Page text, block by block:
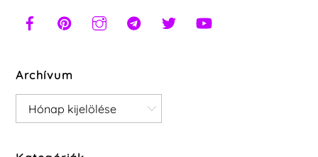
Archívum
Archívum